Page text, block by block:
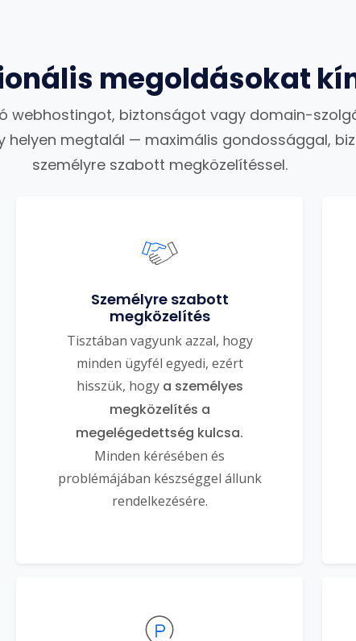
megoldásokat
webhostingot, biztonságot vagy domain-
helyen megtalál — maximális gondossággal,
személyre szabott megközelítéssel.
Személyre szabott
megközelítés
Tisztában vagyunk azzal, hogy
minden ügyfél egyedi, ezért
hisszük, hogy a személyes
megközelítés a
megelégedettség kulcsa.
Minden kérésében és
problémájában készséggel állunk
rendelkezésére.